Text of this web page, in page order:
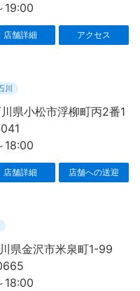
19:00
店舗詳細 アクセス
川
県小松市浮柳町丙2番1
18:00
店舗詳細 店舗への送迎
県金沢市米泉町1-99
18:00